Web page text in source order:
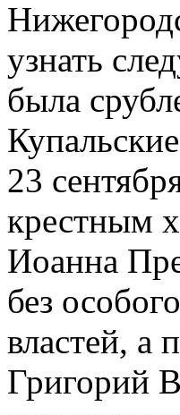
узнать
была
23
крестным
Иоанна
без
властей, а
Григорий